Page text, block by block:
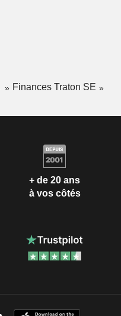
Finances Traton SE
+ de 20 ans
à vos côtés